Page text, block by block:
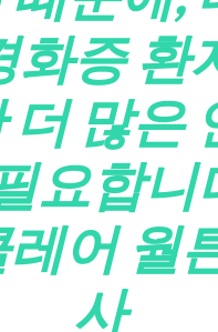
화증 환
더 많은
요합니
어 월
사